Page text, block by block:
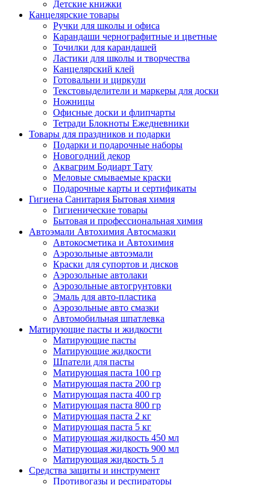
Детские книжки
Канцелярские товары
Ручки для школы и офиса
Карандаши чернографитные и цветные
Точилки для карандашей
Ластики для школы и творчества
Канцелярский клей
Готовальни и циркули
Текстовыделители и маркеры для доски
Ножницы
Офисные доски и флипчарты
Тетради Блокноты Ежедневники
Товары для праздников и подарки
Подарки и подарочные наборы
Новогодний декор
Аквагрим Бодиарт Тату
Меловые смываемые краски
Подарочные карты и сертификаты
Гигиена Санитария Бытовая химия
Гигиенические товары
Бытовая и профессиональная химия
Автоэмали Автохимия Автосмазки
Автокосметика и Автохимия
Аэрозольные автоэмали
Краски для супортов и дисков
Аэрозольные автолаки
Аэрозольные автогрунтовки
Эмаль для авто-пластика
Аэрозольные авто смазки
Автомобильная шпатлевка
Матирующие пасты и жидкости
Матирующие пасты
Матирующие жидкости
Шпатели для пасты
Матирующая паста 100 гр
Матирующая паста 200 гр
Матирующая паста 400 гр
Матирующая паста 800 гр
Матирующая паста 2 кг
Матирующая паста 5 кг
Матирующая жидкость 450 мл
Матирующая жидкость 900 мл
Матирующая жидкость 5 л
Средства защиты и инструмент
Противогазы и респираторы